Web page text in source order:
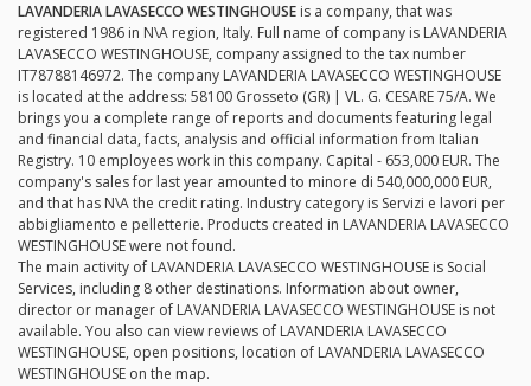
LAVANDERIA LAVASECCO WESTINGHOUSE is a company, that was
registered 1986 in N\A region, Italy. Full name of company is LAVANDERIA
LAVASECCO WESTINGHOUSE, company assigned to the tax number
IT78788146972. The company LAVANDERIA LAVASECCO WESTINGHOUSE
is located at the address: 58100 Grosseto (GR) | VL. G. CESARE 75/A. We
brings you a complete range of reports and documents featuring legal
and financial data, facts, analysis and official information from Italian
Registry. 10 employees work in this company. Capital - 653,000 EUR. The
company's sales for last year amounted to minore di 540,000,000 EUR,
and that has N\A the credit rating. Industry category is Servizi e lavori per
abbigliamento e pelletterie. Products created in LAVANDERIA LAVASECCO
WESTINGHOUSE were not found.
The main activity of LAVANDERIA LAVASECCO WESTINGHOUSE is Social
Services, including 8 other destinations. Information about owner,
director or manager of LAVANDERIA LAVASECCO WESTINGHOUSE is not
available. You also can view reviews of LAVANDERIA LAVASECCO
WESTINGHOUSE, open positions, location of LAVANDERIA LAVASECCO
WESTINGHOUSE on the map.